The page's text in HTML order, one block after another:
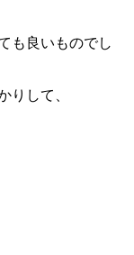
も良いものでし
りして、